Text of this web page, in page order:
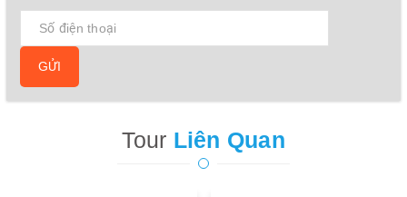
GỬI
Tour Liên Quan